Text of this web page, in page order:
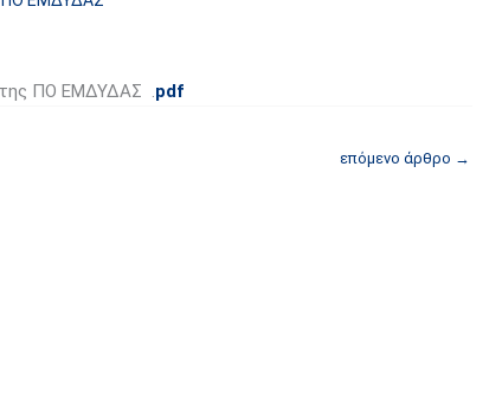
της ΠΟ ΕΜΔΥΔΑΣ .pdf
επόμενο άρθρο →